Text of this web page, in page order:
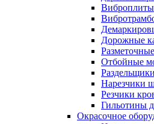
Виброплиты
Дорожные
Отбойные
Нарезчики
Резчики
Гильотины
Окрасочное